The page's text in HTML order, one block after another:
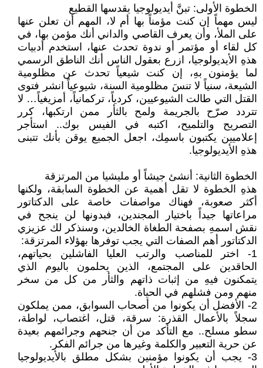
الخطوة الأولى: تبنَّ أيديولوجيا يقدسها القطيع
ليس مهماً إن كنت مؤمناً بها أم لا، المهم أن تعلن عنها
على الملأ، وأن يعرف القاصي والداني أنك مؤمن بها، في
كل لقاء أو مؤتمر أو ندوة تحدث عنها، استخدم أدبيات
هذهِ الأيديولوجيا، ازرع بعقول الناس أنك الناطق الرسمي
لما يؤمنون بهِ، إن كنت شيعياً تحدث عن مظلومية
الشيعة، سنياً لا تنسَ مظلومية السنة، شيوعياً انشر فتوى
القتل التي طالت الشيوعيين، كردياً، تركمانياً، أمزيغياً… لا
تتردد صرّح بالجريمة ولمح بالثأر ممن ارتكبها، كرر
التصريح والتلميح، اكتبه في الفيس بوك.. استأجر
إعلاميين يكتبون باسمِك، اجعل الجميع يوقن بأنك تتبنى
هذهِ الأيديولوجيا.
الخطوة الثانية: أنشئ جيشاً أو مليشيا من المرتزقة
هذهِ الخطوة لا تقل أهمية عن الخطوة السابقة، ولكنها
أكثر صعوبة، فهناك مواصفات خاصة على الدكتاتور
مراعاتها جيداً باختيار المجندين، فبدونها لن ينجح في
نقش اسمهِ بصفحة الطغاة الخالدين، وسنذكر لك عزيزي
الدكتاتور أهم الصفات التي يجب توفرها بهؤلاء المرتزقة:
1- اختر للمناصب والرتب العليا الفاشلين بحياتهم،
الحاقدين على المجتمع، الذين يحلمون باليوم الذي
يتمكنون فيهِ من إثبات ذاتهم والثأر من كل من سخر
منهم ومن فشلهم في الحياة.
2- الأفضل أن يكونوا من أصحاب السوابق، ممن يملكون
سجلاً بالأعمال القذرة: سرقة، قتل، اغتصاب، لواطة،
سطو مسلح.. مع التأكد من أن جنحهم وجرائمهم بعيدة
عن حرية التعبير والكلمة وغيرها من جرائم الفكر.
3- يجب أن يكونوا مؤمنين بشكل مطلق بالأيديولوجيا